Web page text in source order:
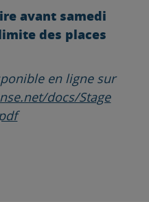
avant samedi
des places
en ligne sur
docs/Stage